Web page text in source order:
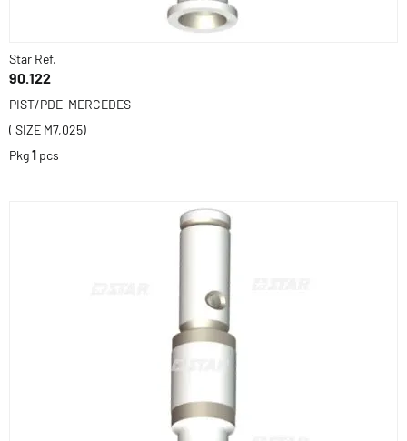
Star Ref.
90.122
PIST/PDE-MERCEDES
( SIZE M7,025)
Pkg1 pcs